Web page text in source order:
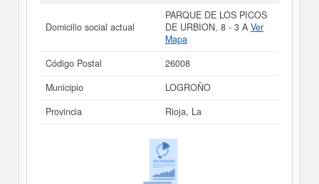
Domicilio social actual
PARQUE DE LOS PICOS
DE URBION, 8 - 3 A Ver
Mapa
Código Postal
26008
Municipio
LOGROÑO
Provincia
Rioja, La